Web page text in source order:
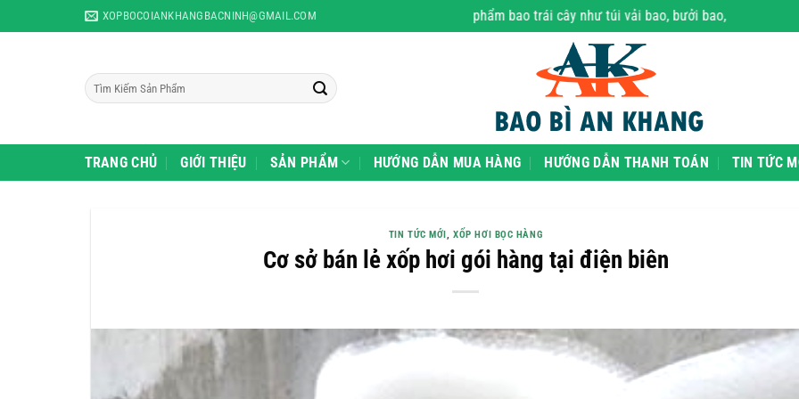
to
XOPBOCOIANKHANGBACNINH@GMAIL.COM
lẻ các sản phẩm như: Xốp bọc trái cây, xốp Pe Foam, màng chít, Các sản phẩm bao trái cây như túi vải bao, bưởi bao, các loại xốp hơi
Tìm
kiếm:
TRANG CHỦ GIỚI THIỆU SẢN PHẨM HƯỚNG DẪN MUA HÀNG HƯỚNG DẪN THANH TOÁN TIN TỨC
TIN TỨC MỚI,XỐP HƠI BỌC HÀNG
Cơ sở bán lẻ xốp hơi gói hàng tại điện biên